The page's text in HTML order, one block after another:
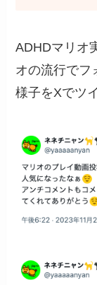
ADHDマリオ
オの流行でフ
様子をXでツ